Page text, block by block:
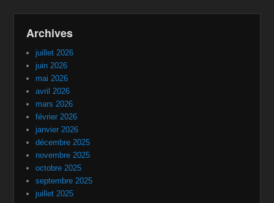
Archives
juillet 2026
juin 2026
mai 2026
avril 2026
mars 2026
février 2026
janvier 2026
décembre 2025
novembre 2025
octobre 2025
septembre 2025
juillet 2025